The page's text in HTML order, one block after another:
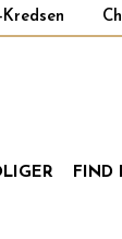
Kredsen
FIND